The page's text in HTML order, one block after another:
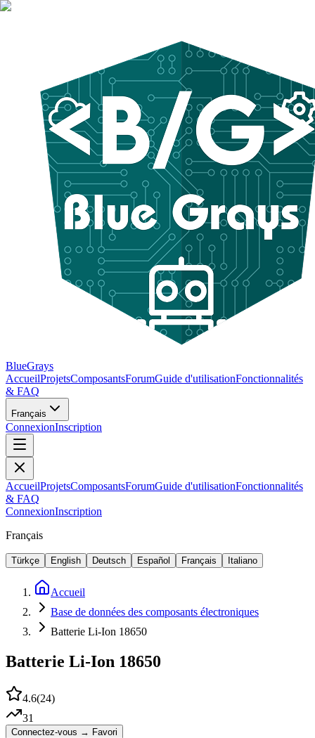
BlueGrays
AccueilProjetsComposantsForumGuide d'utilisationFonctionnalités
& FAQ
Français
ConnexionInscription
AccueilProjetsComposantsForumGuide d'utilisationFonctionnalités
& FAQ
ConnexionInscription
Français
Türkçe English Deutsch Español Français Italiano
Accueil
Base de données des composants électroniques
Batterie Li-Ion 18650
Batterie Li-Ion 18650
4.6(24)
31
Connectez-vous → Favori